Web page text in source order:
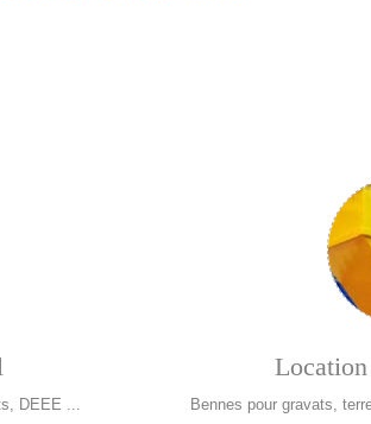
DEEE ...
Location
Bennes pour gravats,